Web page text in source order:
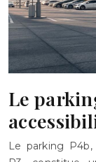
Le
Le parking